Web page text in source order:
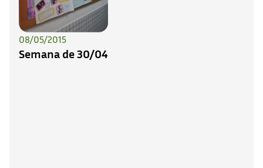
08/05/2015
Semana de 30/04